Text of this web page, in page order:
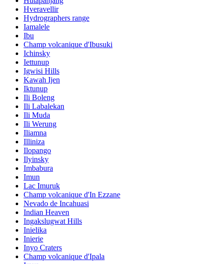
Hveravellir
Hydrographers range
Iamalele
Ibu
Champ volcanique d'Ibusuki
Ichinsky
Iettunup
Igwisi Hills
Kawah Ijen
Iktunup
Ili Boleng
Ili Labalekan
Ili Muda
Ili Werung
Iliamna
Illiniza
Ilopango
Ilyinsky
Imbabura
Imun
Lac Imuruk
Champ volcanique d'In Ezzane
Nevado de Incahuasi
Indian Heaven
Ingakslugwat Hills
Inielika
Inierie
Inyo Craters
Champ volcanique d'Ipala